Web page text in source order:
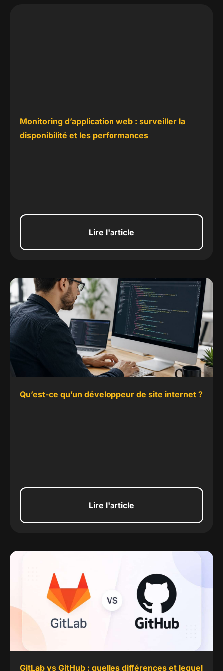
Monitoring d’application web : surveiller la
disponibilité et les performances
Lire l'article
Qu’est-ce qu’un développeur de site internet ?
Lire l'article
GitLab vs GitHub : quelles différences et lequel